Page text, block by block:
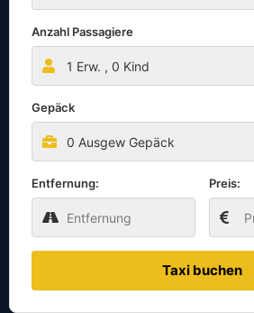
Anzahl Passagiere
1 Erw. , 0 Kind
Gepäck
0 Ausgew Gepäck
Entfernung: Preis:
Taxi buchen